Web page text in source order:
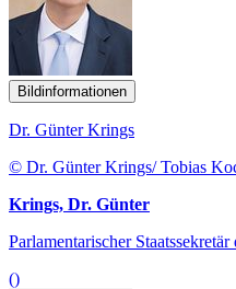
Bildinformationen
Dr. Günter Krings
© Dr. Günter Krings/ Tobias
Krings, Dr. Günter
Parlamentarischer
()